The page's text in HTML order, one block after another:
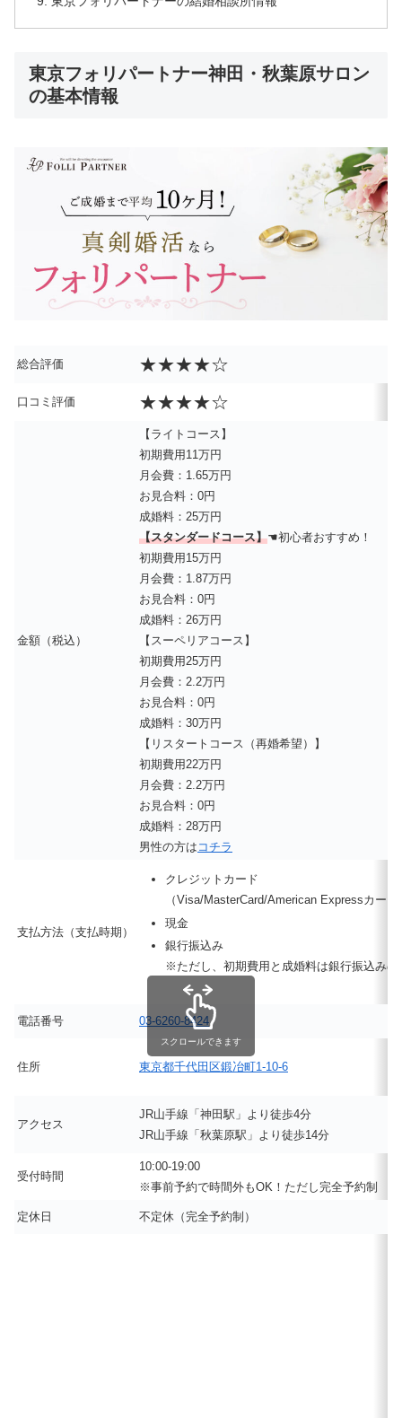
東京フォリパートナー神田・秋葉原サロン
の基本情報
総合評価 ★★★★☆
口コミ評価 ★★★★☆
金額（税込）
【ライトコース】
初期費用11万円
月会費：1.65万円
お見合料：0円
成婚料：25万円
【スタンダードコース】☚初心者おすすめ！
初期費用15万円
月会費：1.87万円
お見合料：0円
成婚料：26万円
【スーペリアコース】
初期費用25万円
月会費：2.2万円
お見合料：0円
成婚料：30万円
【リスタートコース（再婚希望）】
初期費用22万円
月会費：2.2万円
お見合料：0円
成婚料：28万円
男性の方は コチラ
支払方法（支払時期）
クレジットカード
（Visa/MasterCard/American Expressカード
現金
銀行振込み
※ただし、初期費用と成婚料は銀行振込みの
電話番号 03-6260-8424
住所 東京都千代田区鍛冶町1-10-6
アクセス
JR山手線「神田駅」より徒歩4分
JR山手線「秋葉原駅」より徒歩14分
受付時間
10:00-19:00
※事前予約で時間外もOK！ただし完全予約制
定休日 不定休（完全予約制）
スクロールできます